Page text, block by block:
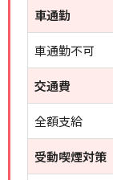
車通勤
車通勤不可
交通費
全額支給
受動喫煙対策